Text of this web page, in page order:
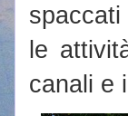
le
canali e